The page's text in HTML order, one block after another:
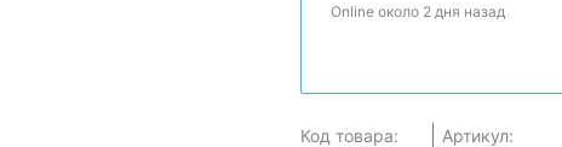
Online около 2 дня назад
Код товара:
Артикул: